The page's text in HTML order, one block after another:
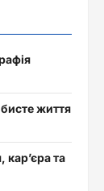
життя
кар’єра та